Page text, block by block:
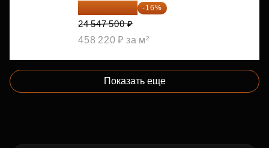
20 619 900 ₽ -16%
24 547 500 ₽
458 220 ₽ за м²
Показать еще